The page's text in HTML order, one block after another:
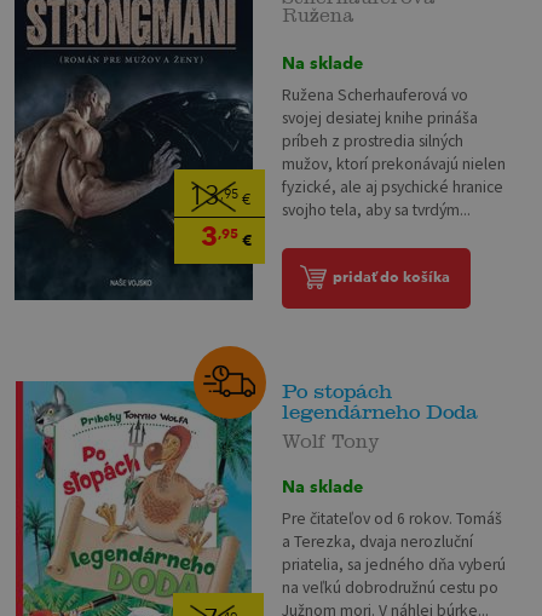
13,95 €
3,95 €
Ružena
Na sklade
Ružena Scherhauferová vo
svojej desiatej knihe prináša
príbeh z prostredia silných
mužov, ktorí prekonávajú nielen
fyzické, ale aj psychické hranice
svojho tela, aby sa tvrdým...
pridať do košíka
Po stopách
legendárneho Doda
Wolf Tony
Na sklade
Pre čitateľov od 6 rokov. Tomáš
a Terezka, dvaja nerozluční
priatelia, sa jedného dňa vyberú
na veľkú dobrodružnú cestu po
Južnom mori. V náhlej búrke...